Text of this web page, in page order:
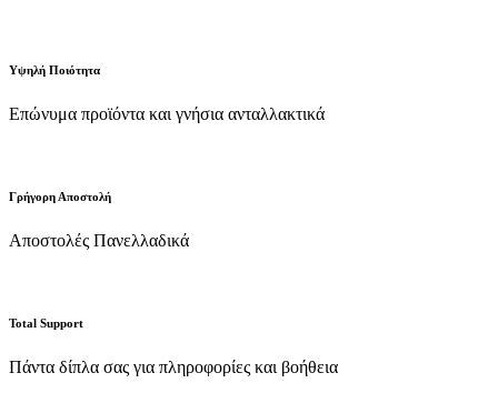
Υψηλή Ποιότητα
Επώνυμα προϊόντα και γνήσια ανταλλακτικά
Γρήγορη Αποστολή
Αποστολές Πανελλαδικά
Total Support
Πάντα δίπλα σας για πληροφορίες και βοήθεια